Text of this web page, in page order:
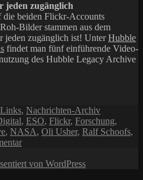
jeden zugänglich
die beiden Flickr-Accounts
Bilder stammen aus dem
jeden zugänglich ist! UnterHubble
findet man fünf einführende Video-
des Hubble Legacy Archive
Kategorien
Links, Nachrichten-Archiv
, ESO, Flickr, Forschung,
, NASA, Oli Usher, Ralf Schoofs,
zu
Hidden
von WordPress